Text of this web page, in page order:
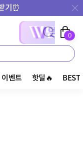
기⏰
0
이벤트 핫딜🔥 BEST